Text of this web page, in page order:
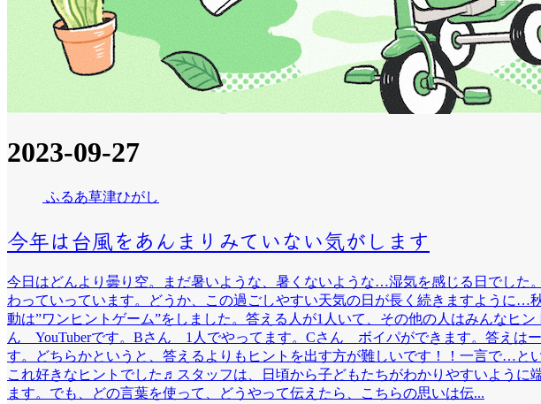
2023-09-27
ふるあ草津ひがし
今年は台風をあんまりみていない気がします
今日はどんより曇り空。まだ暑いような、暑くないような…湿気を感じる日でした
わっていっています。どうか、この過ごしやすい天気の日が長く続きますように…
動は”ワンヒントゲーム”をしました。答える人が1人いて、その他の人はみんなヒ
ん YouTuberです。Bさん 1人でやってます。Cさん ボイパができます。答えは
す。どちらかというと、答えるよりもヒントを出す方が難しいです！！一言で…と
これ好きなヒントでした♬スタッフは、日頃から子どもたちがわかりやすいように
ます。でも、どの言葉を使って、どうやって伝えたら、こちらの思いは伝...